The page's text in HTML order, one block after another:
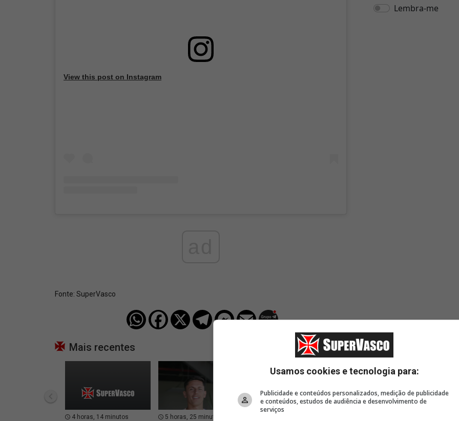
View this post on Instagram
Fonte: SuperVasco‎‎‎‎‎‎
Mais recentes
4 horas, 14 minutos 5 horas, 25 minutos
Usamos cookies e tecnologia para:
Publicidade e conteúdos personalizados, medição de publicidade
e conteúdos, estudos de audiência e desenvolvimento de
serviços